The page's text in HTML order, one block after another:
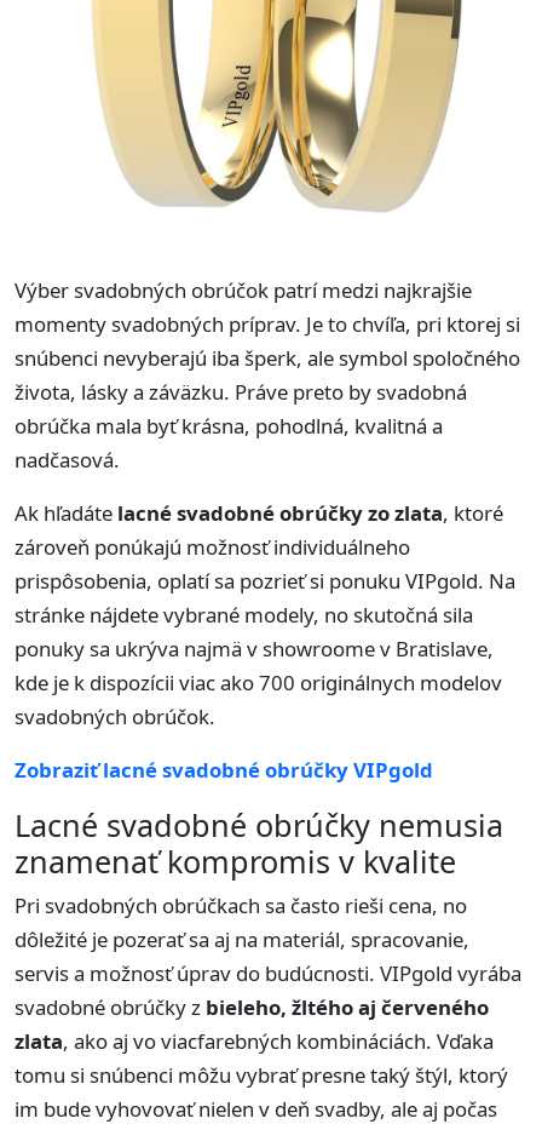
Výber svadobných obrúčok patrí medzi najkrajšie
momenty svadobných príprav. Je to chvíľa, pri ktorej si
snúbenci nevyberajú iba šperk, ale symbol spoločného
života, lásky a záväzku. Práve preto by svadobná
obrúčka mala byť krásna, pohodlná, kvalitná a
nadčasová.
Ak hľadáte lacné svadobné obrúčky zo zlata, ktoré
zároveň ponúkajú možnosť individuálneho
prispôsobenia, oplatí sa pozrieť si ponuku VIPgold. Na
stránke nájdete vybrané modely, no skutočná sila
ponuky sa ukrýva najmä v showroome v Bratislave,
kde je k dispozícii viac ako 700 originálnych modelov
svadobných obrúčok.
Zobraziť lacné svadobné obrúčky VIPgold
Lacné svadobné obrúčky nemusia
znamenať kompromis v kvalite
Pri svadobných obrúčkach sa často rieši cena, no
dôležité je pozerať sa aj na materiál, spracovanie,
servis a možnosť úprav do budúcnosti. VIPgold vyrába
svadobné obrúčky z bieleho, žltého aj červeného
zlata, ako aj vo viacfarebných kombináciách. Vďaka
tomu si snúbenci môžu vybrať presne taký štýl, ktorý
im bude vyhovovať nielen v deň svadby, ale aj počas